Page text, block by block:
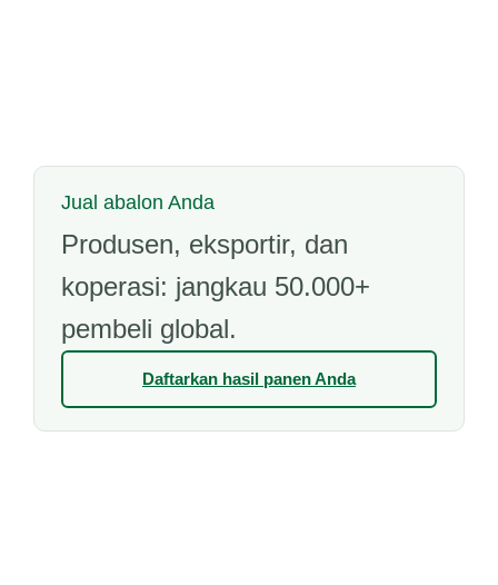
Jual abalon Anda
Produsen, eksportir, dan
koperasi: jangkau 50.000+
pembeli global.
Daftarkan hasil panen Anda